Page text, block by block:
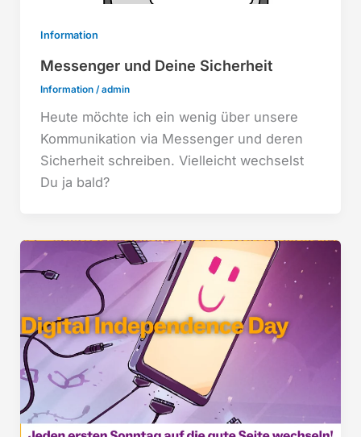
Information
Messenger und Deine Sicherheit
Information/admin
Heute möchte ich ein wenig über unsere
Kommunikation via Messenger und deren
Sicherheit schreiben. Vielleicht wechselst
Du ja bald?